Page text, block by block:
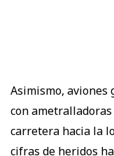
Asimismo,
con
carretera hacia la
cifras de heridos